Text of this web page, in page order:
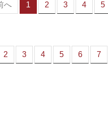
へ 1
（こ
ジ）
2 3 4 5
こ
2 3 4 5 6 7